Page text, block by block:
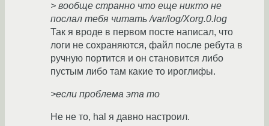
> вообще странно что еще никто не
послал тебя читать /var/log/Xorg.0.log
Так я вроде в первом посте написал, что
логи не сохраняются, файл после ребута в
ручную портится и он становится либо
пустым либо там какие то ироглифы.
>если проблема эта то
Не не то, hal я давно настроил.